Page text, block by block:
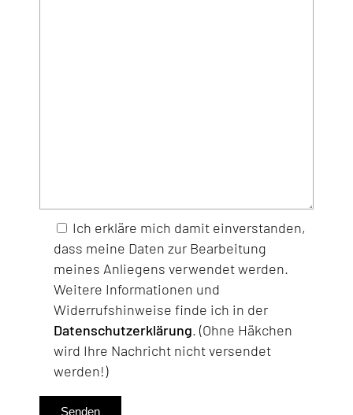
Ich erkläre mich damit einverstanden,
dass meine Daten zur Bearbeitung
meines Anliegens verwendet werden.
Weitere Informationen und
Widerrufshinweise finde ich in der
Datenschutzerklärung. (Ohne Häkchen
wird Ihre Nachricht nicht versendet
werden!)
Senden